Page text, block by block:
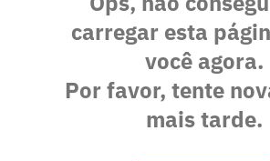
carregar esta
você agora.
Por favor, tente
mais tarde.